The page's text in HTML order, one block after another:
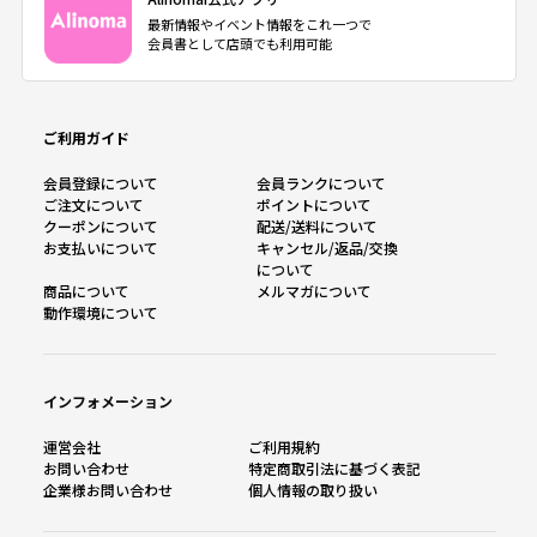
最新情報やイベント情報をこれ一つで
会員書として店頭でも利用可能
ご利用ガイド
会員登録について
会員ランクについて
ご注文について
ポイントについて
クーポンについて
配送/送料について
お支払いについて
キャンセル/返品/交換
について
商品について
メルマガについて
動作環境について
インフォメーション
運営会社
ご利用規約
お問い合わせ
特定商取引法に基づく表記
企業様お問い合わせ
個人情報の取り扱い